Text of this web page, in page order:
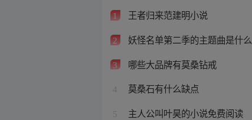
1 王者归来范建明小说
2 妖怪名单第二季的主题曲是什么
3 哪些大品牌有莫桑钻戒
4 莫桑石有什么缺点
5 主人公叫叶昊的小说免费阅读